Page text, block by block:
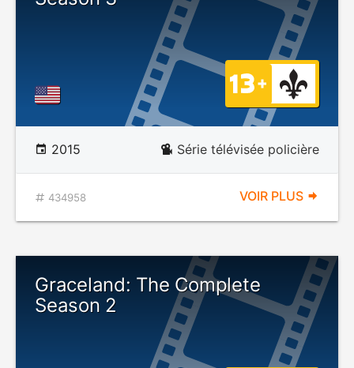
2015 Série télévisée policière
434958 VOIR PLUS
Graceland: The Complete
Season 2